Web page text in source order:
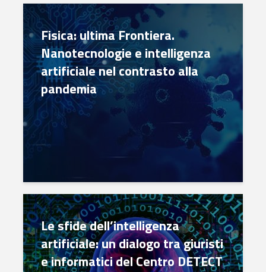
Fisica: ultima Frontiera.
Nanotecnologie e intelligenza
artificiale nel contrasto alla
pandemia
Le sfide dell’intelligenza
artificiale: un dialogo tra giuristi
e informatici del Centro DETECT